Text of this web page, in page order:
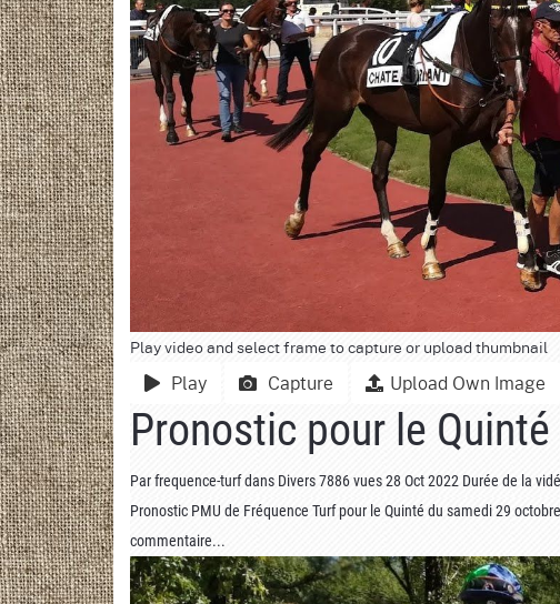
Play video and select frame to capture or upload thumbnail
Play Capture Upload Own Image
Pronostic pour le
Parfrequence-turfdans Divers7886 vues28 Oct 2022 Durée de la
Pronostic PMU de Fréquence Turf pour le Quinté du samedi 29
commentaire...